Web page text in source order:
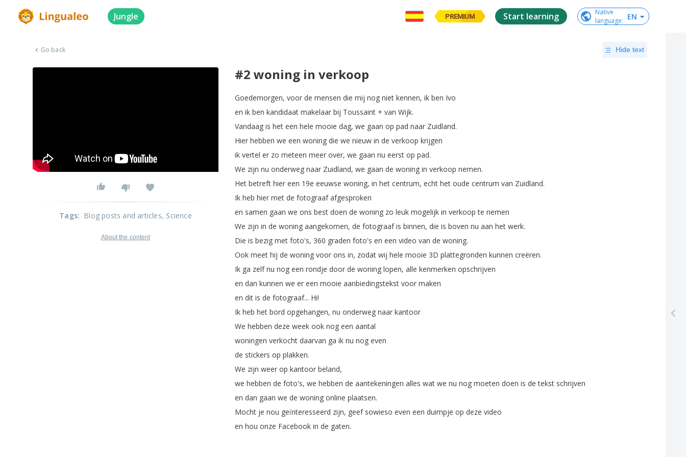
Jungle PREMIUM Start learning
Native
language: EN
Go back Hide text
#2 woning in verkoop
Goedemorgen, voor de mensen die mij nog niet kennen, ik ben Ivo
en ik ben kandidaat makelaar bij Toussaint + van Wijk.
Vandaag is het een hele mooie dag, we gaan op pad naar Zuidland.
Hier hebben we een woning die we nieuw in de verkoop krijgen
ik vertel er zo meteen meer over, we gaan nu eerst op pad.
We zijn nu onderweg naar Zuidland, we gaan de woning in verkoop nemen.
Het betreft hier een 19e eeuwse woning, in het centrum, echt het oude centrum van Zuidland.
Ik heb hier met de fotograaf afgesproken
en samen gaan we ons best doen de woning zo leuk mogelijk in verkoop te nemen
We zijn in de woning aangekomen, de fotograaf is binnen, die is boven nu aan het werk.
Die is bezig met foto's, 360 graden foto's en een video van de woning.
Ook meet hij de woning voor ons in, zodat wij hele mooie 3D plattegronden kunnen creëren.
Ik ga zelf nu nog een rondje door de woning lopen, alle kenmerken opschrijven
en dan kunnen we er een mooie aanbiedingstekst voor maken
en dit is de fotograaf... Hi!
Ik heb het bord opgehangen, nu onderweg naar kantoor
We hebben deze week ook nog een aantal
woningen verkocht daarvan ga ik nu nog even
de stickers op plakken.
We zijn weer op kantoor beland,
we hebben de foto's, we hebben de aantekeningen alles wat we nu nog moeten doen is de tekst schrijven
en dan gaan we de woning online plaatsen.
Mocht je nou geïnteresseerd zijn, geef sowieso even een duimpje op deze video
en hou onze Facebook in de gaten.
Tags: Blog posts and articles, Science
About the content